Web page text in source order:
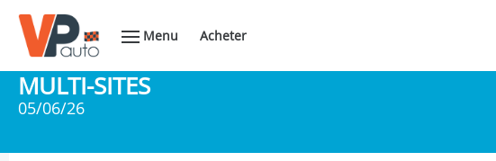
Menu Acheter
MULTI-SITES
05/06/26